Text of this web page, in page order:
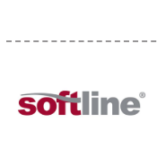
Регулирование